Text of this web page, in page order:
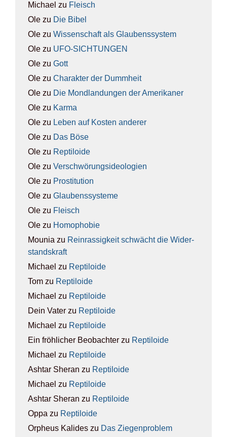
Michael zu Fleisch
Ole zu Die Bibel
Ole zu Wis­sen­schaft als Glau­bens­sys­tem
Ole zu UFO-SICH­TUN­GEN
Ole zu Gott
Ole zu Cha­rak­ter der Dumm­heit
Ole zu Die Mond­lan­dun­gen der Ame­ri­ka­ner
Ole zu Kar­ma
Ole zu Leben auf Kos­ten ande­rer
Ole zu Das Böse
Ole zu Rep­ti­lo­ide
Ole zu Ver­schwö­rungs­ideo­lo­gien
Ole zu Pro­sti­tu­ti­on
Ole zu Glau­bens­sys­te­me
Ole zu Fleisch
Ole zu Homo­pho­bie
Mounia zu Rein­ras­sig­keit schwächt die Wider­
stands­kraft
Michael zu Rep­ti­lo­ide
Tom zu Rep­ti­lo­ide
Michael zu Rep­ti­lo­ide
Dein Vater zu Rep­ti­lo­ide
Michael zu Rep­ti­lo­ide
Ein fröhlicher Beobachter zu Rep­ti­lo­ide
Michael zu Rep­ti­lo­ide
Ashtar Sheran zu Rep­ti­lo­ide
Michael zu Rep­ti­lo­ide
Ashtar Sheran zu Rep­ti­lo­ide
Oppa zu Rep­ti­lo­ide
Orpheus Kalides zu Das Zie­gen­pro­blem